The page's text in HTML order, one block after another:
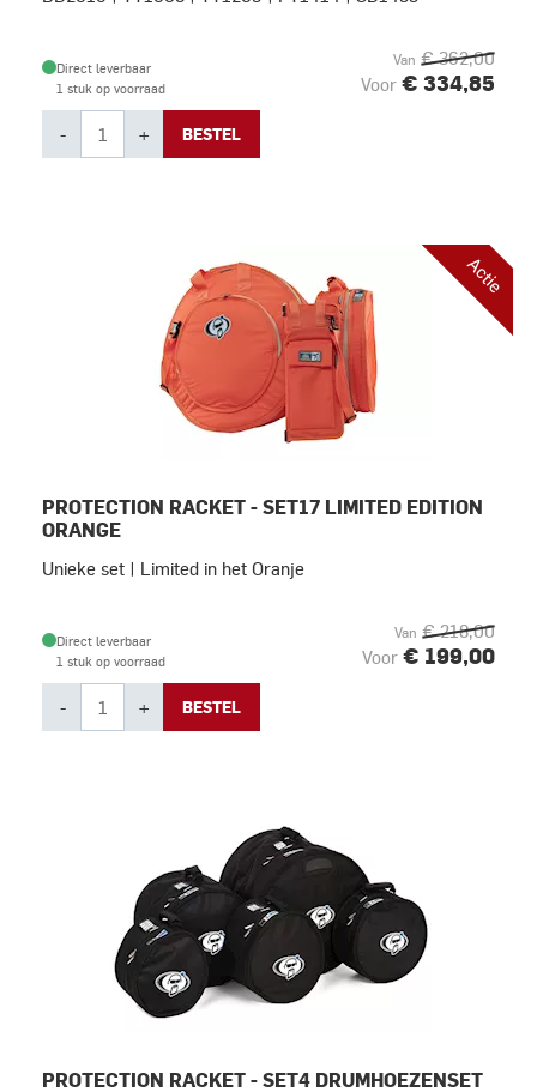
Direct leverbaar
1 stuk op voorraad
Van € 362,00
Voor € 334,85
- + BESTEL
Actie
PROTECTION RACKET - SET17 LIMITED EDITION
ORANGE
Unieke set | Limited in het Oranje
Direct leverbaar
1 stuk op voorraad
Van € 218,00
Voor € 199,00
- + BESTEL
PROTECTION RACKET - SET4 DRUMHOEZENSET